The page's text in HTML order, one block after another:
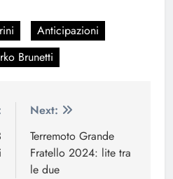
Anticipazioni
Brunetti
Next:
Terremoto Grande
Fratello 2024: lite tra
le due